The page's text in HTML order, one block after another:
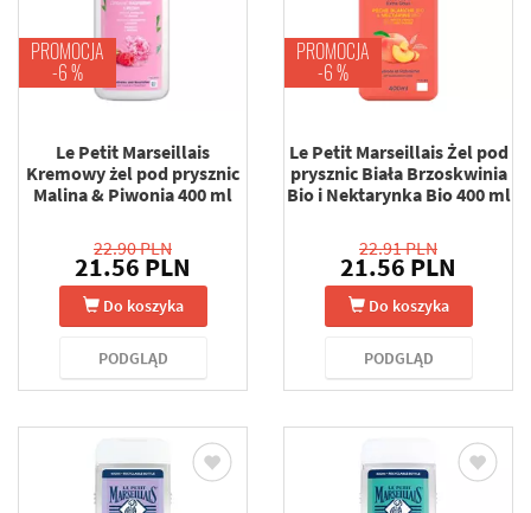
PROMOCJA
-6 %
Le Petit Marseillais
Kremowy żel pod prysznic
Malina & Piwonia 400 ml
22.90 PLN
21.56 PLN
Do koszyka
PODGLĄD
PROMOCJA
-6 %
Le Petit Marseillais Żel pod
prysznic Biała Brzoskwinia
Bio i Nektarynka Bio 400 ml
22.91 PLN
21.56 PLN
Do koszyka
PODGLĄD